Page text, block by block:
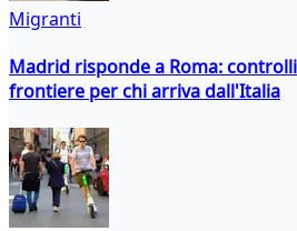
Migranti
Madrid risponde a Roma:
frontiere per chi arriva dall'Italia